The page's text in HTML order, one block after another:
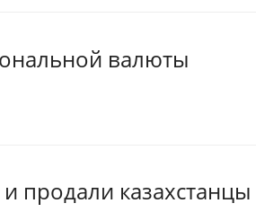
валюты
продали казахстанцы